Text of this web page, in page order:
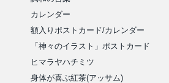
カレンダー
額入りポストカード/カレンダー
「神々のイラスト」ポストカード
ヒマラヤハチミツ
身体が喜ぶ紅茶(アッサム)